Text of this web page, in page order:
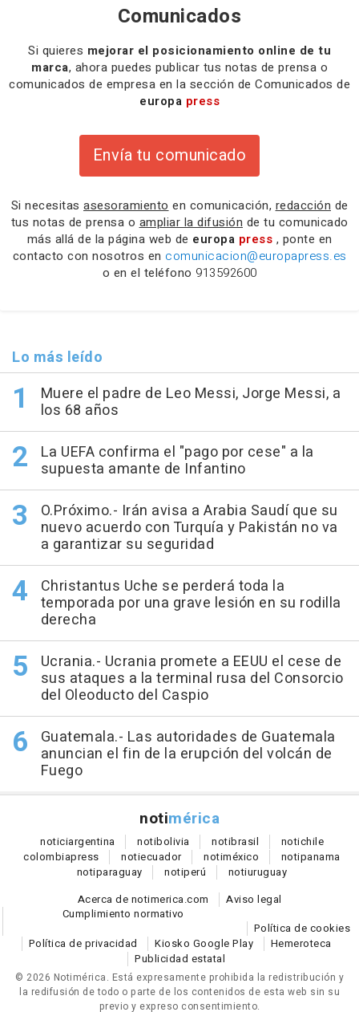
Comunicados
Si quieres mejorar el posicionamiento online de tu
marca, ahora puedes publicar tus notas de prensa o
comunicados de empresa en la sección de Comunicados de
europa press
Envía tu comunicado
Si necesitas asesoramiento en comunicación, redacción de
tus notas de prensa o ampliar la difusión de tu comunicado
más allá de la página web de europa press , ponte en
contacto con nosotros en comunicacion@europapress.es
o en el teléfono 913592600
Lo más leído
Muere el padre de Leo Messi, Jorge Messi, a
los 68 años
La UEFA confirma el "pago por cese" a la
supuesta amante de Infantino
O.Próximo.- Irán avisa a Arabia Saudí que su
nuevo acuerdo con Turquía y Pakistán no va
a garantizar su seguridad
Christantus Uche se perderá toda la
temporada por una grave lesión en su rodilla
derecha
Ucrania.- Ucrania promete a EEUU el cese de
sus ataques a la terminal rusa del Consorcio
del Oleoducto del Caspio
Guatemala.- Las autoridades de Guatemala
anuncian el fin de la erupción del volcán de
Fuego
notimérica
noticiargentina notibolivia notibrasil notichile
colombiapress notiecuador notiméxico notipanama
notiparaguay notiperú notiuruguay
Acerca de notimerica.com
Aviso legal
Cumplimiento normativo
Política de cookies
Política de privacidad
Kiosko Google Play
Hemeroteca
Publicidad estatal
© 2026 Notimérica. Está expresamente prohibida la redistribución y
la redifusión de todo o parte de los contenidos de esta web sin su
previo y expreso consentimiento.